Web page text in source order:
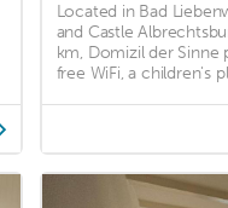
Located in Bad
and Castle
km, Domizil der
free WiFi, a children's